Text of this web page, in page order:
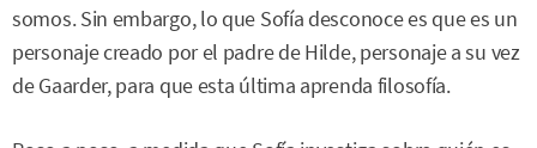
somos. Sin embargo, lo que Sofía desconoce es que es un
personaje creado por el padre de Hilde, personaje a su vez
de Gaarder, para que esta última aprenda filosofía.